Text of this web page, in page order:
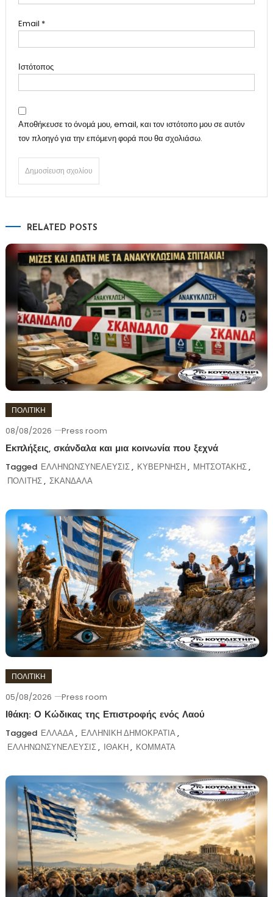
Email *
Ιστότοπος
Αποθήκευσε το όνομά μου, email, και τον ιστότοπο μου σε αυτόν
τον πλοηγό για την επόμενη φορά που θα σχολιάσω.
RELATED POSTS
ΠΟΛΙΤΙΚΗ
08/08/2026 Press room
Εκπλήξεις, σκάνδαλα και μια κοινωνία που ξεχνά
Tagged ΕΛΛΗΝΩΝΣΥΝΕΛΕΥΣΙΣ, ΚΥΒΕΡΝΗΣΗ, ΜΗΤΣΟΤΑΚΗΣ,
ΠΟΛΙΤΗΣ, ΣΚΑΝΔΑΛΑ
ΠΟΛΙΤΙΚΗ
05/08/2026 Press room
Ιθάκη: Ο Κώδικας της Επιστροφής ενός Λαού
Tagged ΕΛΛΑΔΑ, ΕΛΛΗΝΙΚΗ ΔΗΜΟΚΡΑΤΙΑ,
ΕΛΛΗΝΩΝΣΥΝΕΛΕΥΣΙΣ, ΙΘΑΚΗ, ΚΟΜΜΑΤΑ